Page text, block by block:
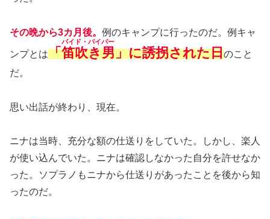
その晩から3カ月後。 例のキャンプに行ったのだ。例キャ
ンプとは「笛吹き男
パイド・パイパー
」に誘拐された日のこと
だ。
思い出話が終わり、現在。
ニナは当時、充分な額の仕送りをしていた。しかし、楽人
が使い込んでいた。ニナは確認しなかった自分を許せなか
った。ソプラノもニナから仕送りがあったことを後から知
ったのだ。